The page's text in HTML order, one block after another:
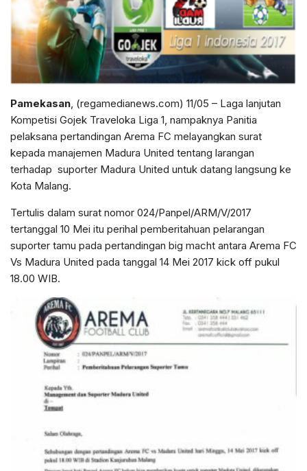
Pamekasan, (regamedianews.com) 11/05 – Laga lanjutan
Kompetisi Gojek Traveloka Liga 1, nampaknya Panitia
pelaksana pertandingan Arema FC melayangkan surat
kepada manajemen Madura United tentang larangan
terhadap suporter Madura United untuk datang langsung ke
Kota Malang.
Tertulis dalam surat nomor 024/Panpel/ARM/V/2017
tertanggal 10 Mei itu perihal pemberitahuan pelarangan
suporter tamu pada pertandingan big macht antara Arema FC
Vs Madura United pada tanggal 14 Mei 2017 kick off pukul
18.00 WIB.